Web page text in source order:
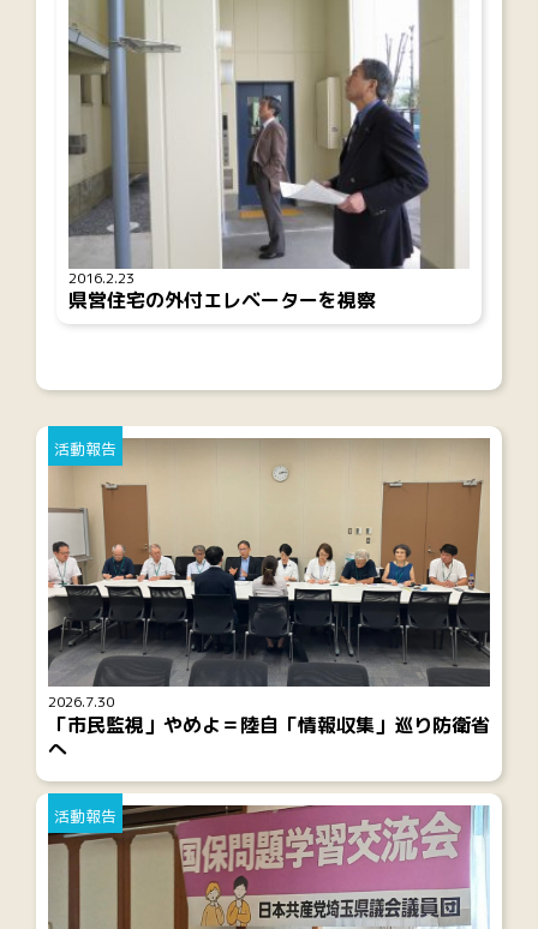
2016.2.23
県営住宅の外付エレベーターを視察
2026.7.30
活動報告
「市民監視」やめよ＝陸自「情報収集」巡り防衛省
へ
活動報告